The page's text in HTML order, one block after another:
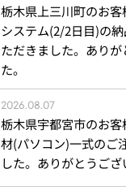
栃木県上三川町のお
システム(2/2日目)の
ただきました。あり
た。
2026.08.07
栃木県宇都宮市のお
材(パソコン)一式のご
した。ありがとうござ